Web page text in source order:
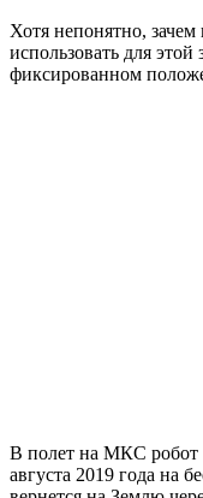
Хотя непонятно,
использовать для этой
фиксированном
В полет на МКС робот
августа 2019 года на